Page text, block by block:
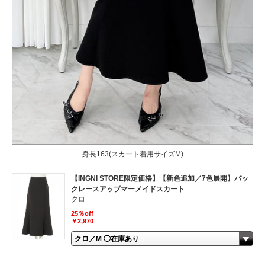
身長163(スカート着用サイズM)
【INGNI STORE限定価格】【新色追加／7色展開】バッ
クレースアップマーメイドスカート
クロ
25％off
￥2,970